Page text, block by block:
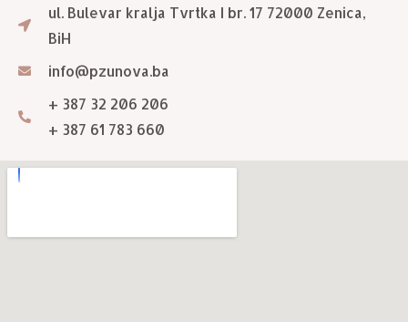
ul. Bulevar kralja Tvrtka I br. 17 72000 Zenica,
BiH
info@pzunova.ba
+ 387 32 206 206
+ 387 61 783 660